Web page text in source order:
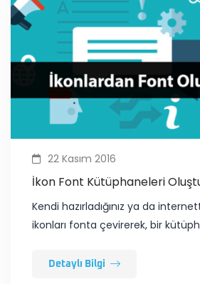
22 Kasım 2016
İkon Font Kütüphaneleri
Kendi hazırladığınız ya da
ikonları fonta çevirerek, bir
Detaylı Bilgi